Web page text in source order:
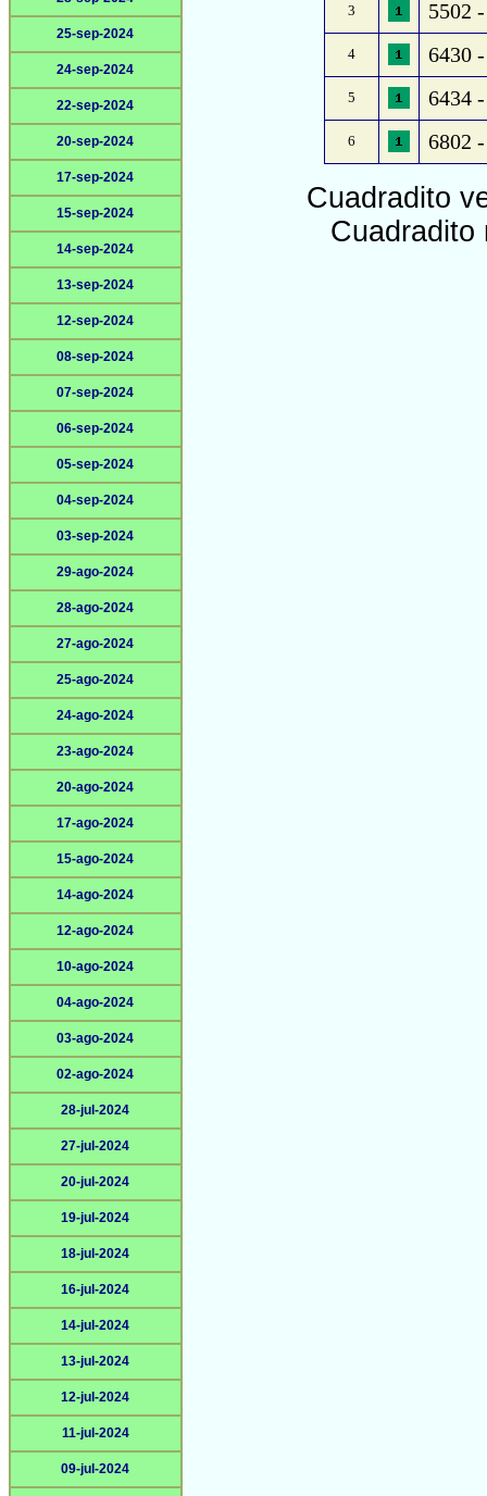
25-sep-2024
24-sep-2024
22-sep-2024
20-sep-2024
17-sep-2024
15-sep-2024
14-sep-2024
13-sep-2024
12-sep-2024
08-sep-2024
07-sep-2024
06-sep-2024
05-sep-2024
04-sep-2024
03-sep-2024
29-ago-2024
28-ago-2024
27-ago-2024
25-ago-2024
24-ago-2024
23-ago-2024
20-ago-2024
17-ago-2024
15-ago-2024
14-ago-2024
12-ago-2024
10-ago-2024
04-ago-2024
03-ago-2024
02-ago-2024
28-jul-2024
27-jul-2024
20-jul-2024
19-jul-2024
18-jul-2024
16-jul-2024
14-jul-2024
13-jul-2024
12-jul-2024
11-jul-2024
09-jul-2024
3 5502
4 6430
5 6434
6 6802
Cuadradito
Cuadradito